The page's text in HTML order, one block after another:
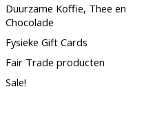
Duurzame Koffie, Thee en
Chocolade
Fysieke Gift Cards
Fair Trade producten
Sale!